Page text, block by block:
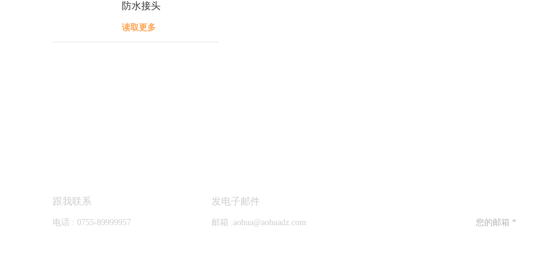
防水接头
读取更多
跟我联系
电话 : 0755-89999957
发电子邮件
邮箱 :aohua@aohuadz.com